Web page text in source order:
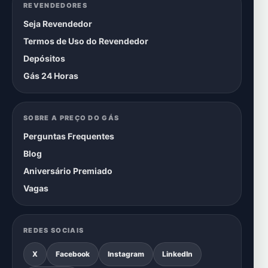
REVENDEDORES
Seja Revendedor
Termos de Uso do Revendedor
Depósitos
Gás 24 Horas
SOBRE A PREÇO DO GÁS
Perguntas Frequentes
Blog
Aniversário Premiado
Vagas
REDES SOCIAIS
X Facebook Instagram LinkedIn